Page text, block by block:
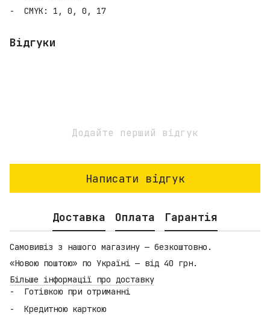
CMYK: 1, 0, 0, 17
Відгуки
Додайте перший відгук
Написати відгук
Доставка Оплата Гарантія
Самовивіз з нашого магазину — безкоштовно.
«Новою поштою» по Україні — від 40 грн.
Більше інформації про доставку
Готівкою при отриманні
Кредитною карткою